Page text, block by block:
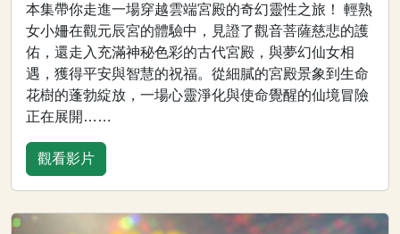
本集帶你走進一場穿越雲端宮殿的奇幻靈性之旅！ 輕熟
女小姍在觀元辰宮的體驗中，見證了觀音菩薩慈悲的護
佑，還走入充滿神秘色彩的古代宮殿，與夢幻仙女相
遇，獲得平安與智慧的祝福。從細膩的宮殿景象到生命
花樹的蓬勃綻放，一場心靈淨化與使命覺醒的仙境冒險
正在展開……
觀看影片